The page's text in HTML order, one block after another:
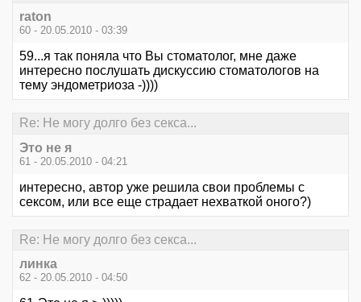
raton
60 - 20.05.2010 - 03:39
59...я так поняла что Вы стоматолог, мне даже
интересно послушать дискуссию стоматологов на
тему эндометриоза -))))
Re: Не могу долго без секса...
Это не я
61 - 20.05.2010 - 04:21
интересно, автор уже решила свои проблемы с
сексом, или все еще страдает нехваткой оного?)
Re: Не могу долго без секса...
линка
62 - 20.05.2010 - 04:50